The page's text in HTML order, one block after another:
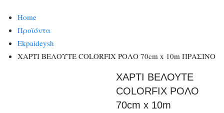
Home
Προϊόντα
Ekpaideysh
ΧΑΡΤΙ ΒΕΛΟΥΤΕ COLORFIX ΡΟΛΟ 70cm x 10m ΠΡΑΣΙΝΟ
ΧΑΡΤΙ ΒΕΛΟΥΤΕ
COLORFIX ΡΟΛΟ
70cm x 10m